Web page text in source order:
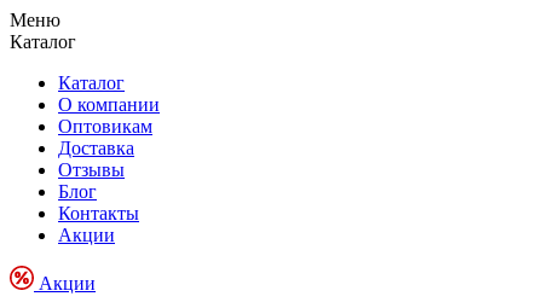
Меню
Каталог
Каталог
О компании
Оптовикам
Доставка
Отзывы
Блог
Контакты
Акции
Акции